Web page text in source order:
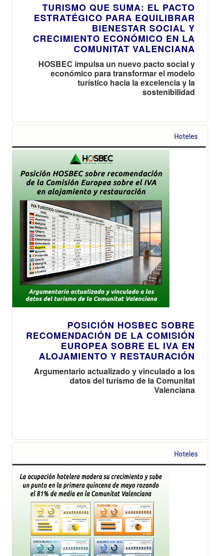
TURISMO QUE SUMA: EL PACTO
ESTRATÉGICO PARA EQUILIBRAR
BIENESTAR SOCIAL Y
CRECIMIENTO ECONÓMICO EN LA
COMUNITAT VALENCIANA
HOSBEC impulsa un nuevo pacto social y
económico para transformar el modelo
turístico hacia la excelencia y la
sostenibilidad
Hoteles
POSICIÓN HOSBEC SOBRE
RECOMENDACIÓN DE LA COMISIÓN
EUROPEA SOBRE EL IVA EN
ALOJAMIENTO Y RESTAURACIÓN
Argumentario actualizado y vinculado a los
datos del turismo de la Comunitat
Valenciana
Hoteles